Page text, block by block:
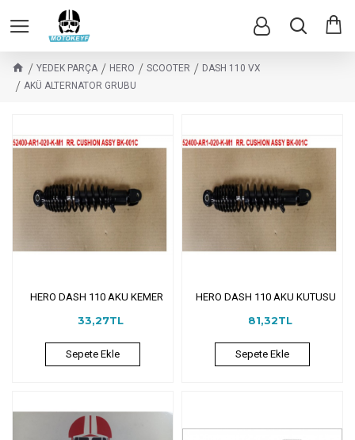
YEDEK PARÇA HERO SCOOTER
DASH 110 VX
AKÜ ALTERNATOR GRUBU
HERO DASH 110 AKU KEMER
33,27TL
Sepete Ekle
HERO DASH 110 AKU KUTUSU
81,32TL
Sepete Ekle